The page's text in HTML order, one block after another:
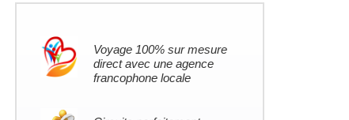
Voyage 100% sur mesure
direct avec une agence
francophone locale